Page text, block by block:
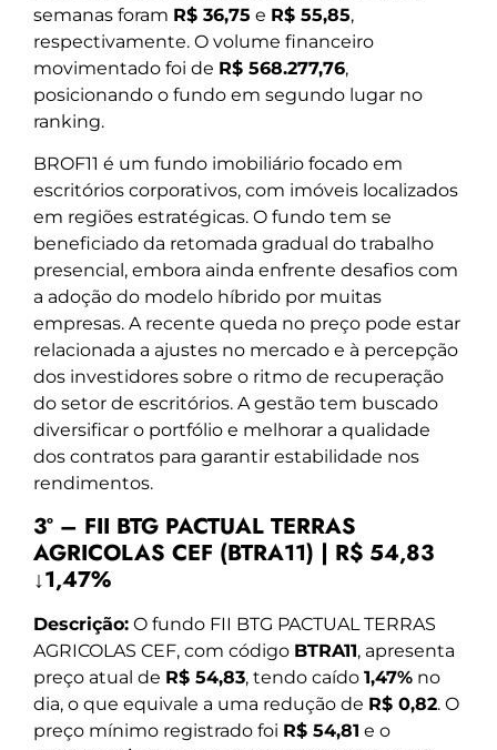
semanas foram R$ 36,75 e R$ 55,85,
respectivamente. O volume financeiro
movimentado foi de R$ 568.277,76,
posicionando o fundo em segundo lugar no
ranking.
BROF11 é um fundo imobiliário focado em
escritórios corporativos, com imóveis localizados
em regiões estratégicas. O fundo tem se
beneficiado da retomada gradual do trabalho
presencial, embora ainda enfrente desafios com
a adoção do modelo híbrido por muitas
empresas. A recente queda no preço pode estar
relacionada a ajustes no mercado e à percepção
dos investidores sobre o ritmo de recuperação
do setor de escritórios. A gestão tem buscado
diversificar o portfólio e melhorar a qualidade
dos contratos para garantir estabilidade nos
rendimentos.
3º – FII BTG PACTUAL TERRAS
AGRICOLAS CEF (BTRA11) | R$ 54,83
↓1,47%
Descrição: O fundo FII BTG PACTUAL TERRAS
AGRICOLAS CEF, com código BTRA11, apresenta
preço atual de R$ 54,83, tendo caído 1,47% no
dia, o que equivale a uma redução de R$ 0,82. O
preço mínimo registrado foi R$ 54,81 e o